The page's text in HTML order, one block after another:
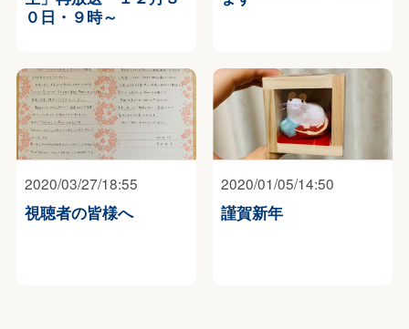
０日・９時～
2020/03/27/18:55
視聴者の皆様へ
2020/01/05/14:50
謹賀新年